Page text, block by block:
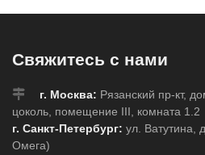
Свяжитесь с нами
г. Москва: Рязанский пр-кт,
цоколь, помещение III, комната 1.2
г. Санкт-Петербург: ул.
Омега)